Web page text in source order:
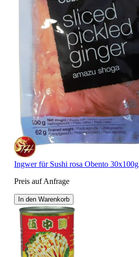
Ingwer für Sushi rosa Obento 30x100g
Preis auf Anfrage
In den Warenkorb